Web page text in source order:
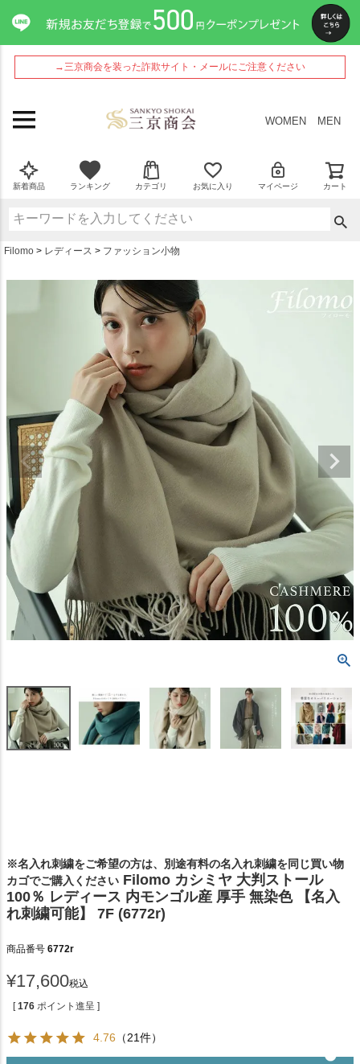
→三京商会を装った詐欺サイト・メールにご注意ください
WOMEN MEN
新着商品 ランキング カテゴリ お気に入り マイページ カート
Filomo レディース ファッション小物
※名入れ刺繍をご希望の方は、別途有料の名入れ刺繍を同じ買い物
カゴでご購入ください Filomo カシミヤ 大判ストール
100％ レディース 内モンゴル産 厚手 無染色 【名入
れ刺繍可能】 7F (6772r)
商品番号 6772r
¥17,600税込
[ 176 ポイント進呈 ]
4.76 （21件）
ペー
ジト
ップ
へ